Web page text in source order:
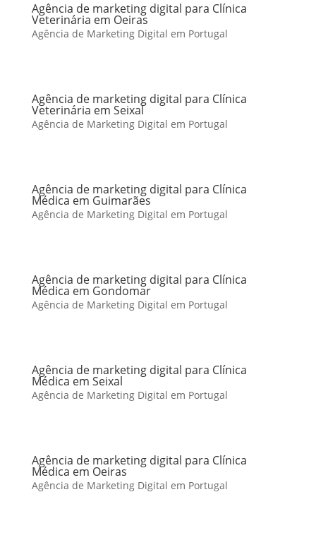
Agência de marketing digital para Clínica
Veterinária em Oeiras
Agência de Marketing Digital em Portugal
Agência de marketing digital para Clínica
Veterinária em Seixal
Agência de Marketing Digital em Portugal
Agência de marketing digital para Clínica
Médica em Guimarães
Agência de Marketing Digital em Portugal
Agência de marketing digital para Clínica
Médica em Gondomar
Agência de Marketing Digital em Portugal
Agência de marketing digital para Clínica
Médica em Seixal
Agência de Marketing Digital em Portugal
Agência de marketing digital para Clínica
Médica em Oeiras
Agência de Marketing Digital em Portugal